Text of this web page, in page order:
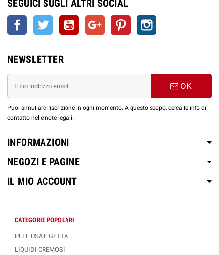
SEGUICI SUGLI ALTRI SOCIAL
Facebook Twitter YouTube Google+ Pinterest
NEWSLETTER
OK
Puoi annullare l'iscrizione in ogni momento. A questo scopo, cerca le info di
contatto nelle note legali.
INFORMAZIONI
NEGOZI E PAGINE
IL MIO ACCOUNT
CATEGORIE POPOLARI
PUFF USA E GETTA
LIQUIDI CREMOSI